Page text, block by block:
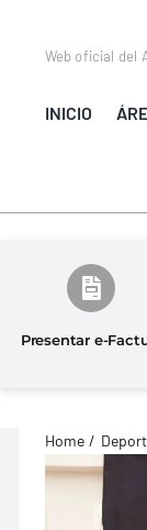
Web oficial del
INICIO
Presentar e-
Home